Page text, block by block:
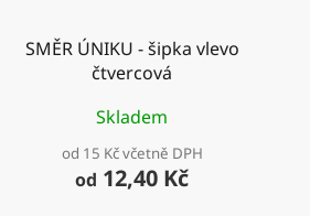
SMĚR ÚNIKU - šipka vlevo
čtvercová
Skladem
od 15 Kč včetně DPH
od 12,40 Kč